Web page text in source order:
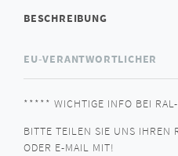
BESCHREIBUNG
EU-VERANTWORTLICHER
***** WICHTIGE INFO BEI
BITTE TEILEN SIE UNS IHREN
ODER E-MAIL MIT!